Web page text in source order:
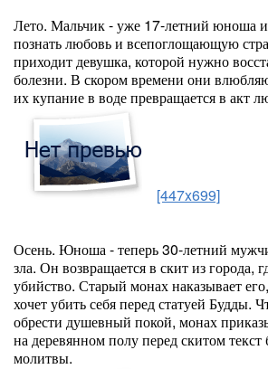
Лето. Мальчик - уже 17-летний юноша
познать любовь и всепоглощающую
приходит девушка, которой нужно
болезни. В скором времени они
их купание в воде превращается в акт
[447x699]
Осень. Юноша - теперь 30-летний
зла. Он возвращается в скит из города,
убийство. Старый монах наказывает
хочет убить себя перед статуей Будды.
обрести душевный покой, монах
на деревянном полу перед скитом текст
молитвы.